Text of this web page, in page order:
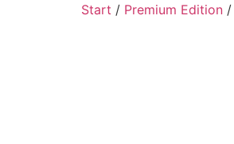
Start / Premium Edition /